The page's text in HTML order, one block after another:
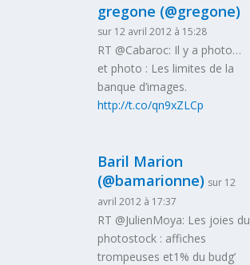
gregone (@gregone)
sur 12 avril 2012 à 15:28
RT @Cabaroc: Il y a photo…
et photo : Les limites de la
banque d’images.
http://t.co/qn9xZLCp
Baril Marion
(@bamarionne) sur 12
avril 2012 à 17:37
RT @JulienMoya: Les joies du
photostock : affiches
trompeuses et1% du budg’